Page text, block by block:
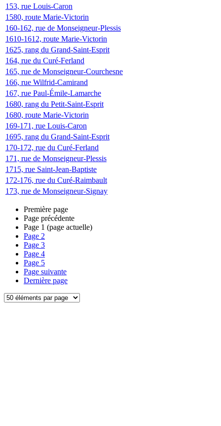
153, rue Louis-Caron
1580, route Marie-Victorin
160-162, rue de Monseigneur-Plessis
1610-1612, route Marie-Victorin
1625, rang du Grand-Saint-Esprit
164, rue du Curé-Ferland
165, rue de Monseigneur-Courchesne
166, rue Wilfrid-Camirand
167, rue Paul-Émile-Lamarche
1680, rang du Petit-Saint-Esprit
1680, route Marie-Victorin
169-171, rue Louis-Caron
1695, rang du Grand-Saint-Esprit
170-172, rue du Curé-Ferland
171, rue de Monseigneur-Plessis
1715, rue Saint-Jean-Baptiste
172-176, rue du Curé-Raimbault
173, rue de Monseigneur-Signay
Première page
Page précédente
Page 1 (page actuelle)
Page 2
Page 3
Page 4
Page 5
Page suivante
Dernière page